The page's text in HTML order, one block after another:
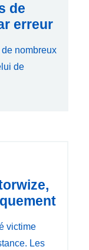
de
erreur
nombreux
de
victime
Les